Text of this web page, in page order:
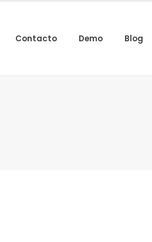
Contacto Demo Blog